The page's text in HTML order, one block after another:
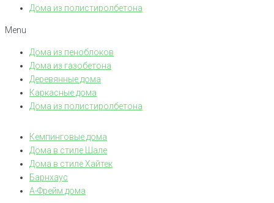
Дома из полистиролбетона
Menu
Дома из пеноблоков
Дома из газобетона
Деревянные дома
Каркасные дома
Дома из полистиролбетона
Кемпинговые дома
Дома в стиле Шале
Дома в стиле Хайтек
Барнхаус
А-Фрейм дома